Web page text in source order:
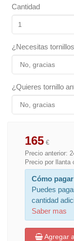
Cantidad
¿Necesitas
¿Quieres tornillo
165 €
Precio anterior:
Precio por llanta
Cómo
Puedes
cantidad
Saber mas
Agregar